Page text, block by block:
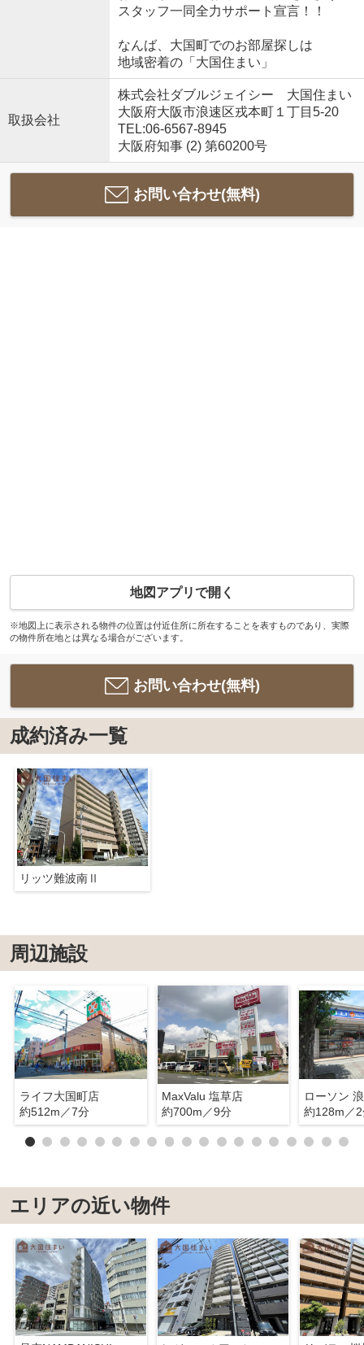
スタッフ一同全力サポート宣言！！
なんば、大国町でのお部屋探しは
地域密着の「大国住まい」
取扱会社
株式会社ダブルジェイシー 大国住まい
大阪府大阪市浪速区戎本町１丁目5-20
TEL:06-6567-8945
大阪府知事 (2) 第60200号
お問い合わせ(無料)
地図アプリで開く
※地図上に表示される物件の位置は付近住所に所在することを表すものであり、実際
の物件所在地とは異なる場合がございます。
お問い合わせ(無料)
成約済み一覧
リッツ難波南Ⅱ
周辺施設
ライフ大国町店
約512m／7分
MaxValu 塩草店
約700m／9分
約128m／
エリアの近い物件